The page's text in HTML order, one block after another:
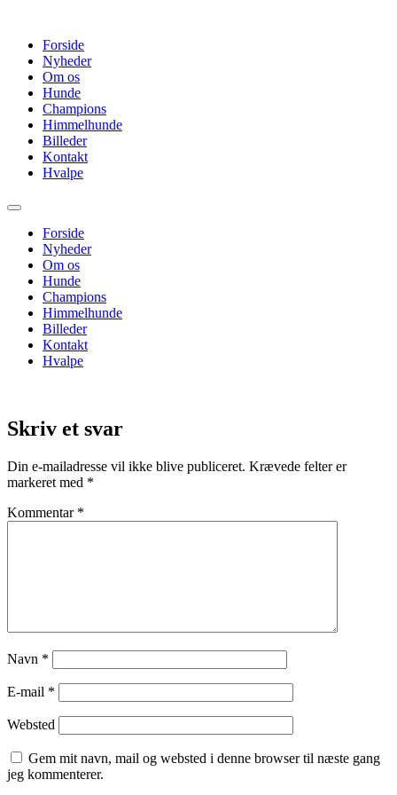
indholdForside
Nyheder
Om os
Hunde
Champions
Himmelhunde
Billeder
Kontakt
Hvalpe
Forside
Nyheder
Om os
Hunde
Champions
Himmelhunde
Billeder
Kontakt
Hvalpe
Skriv et svar
Din e-mailadresse vil ikke blive publiceret. Krævede felter er
markeret med *
Kommentar *
Navn *
E-mail *
Websted
Gem mit navn, mail og websted i denne browser til næste gang
jeg kommenterer.